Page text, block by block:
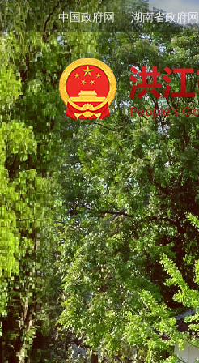
中国政府网 湖南省政府网